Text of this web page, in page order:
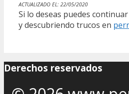
ACTUALIZADO EL: 22/05/2020
Si lo deseas puedes
y descubriendo trucos en
Derechos reservados